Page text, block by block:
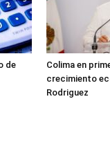
de
Colima en
crecimiento
Rodriguez